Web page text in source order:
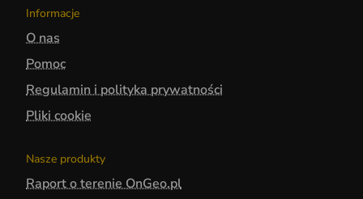
Informacje
O nas
Pomoc
Regulamin i polityka prywatności
Pliki cookie
Nasze produkty
Raport o terenie OnGeo.pl